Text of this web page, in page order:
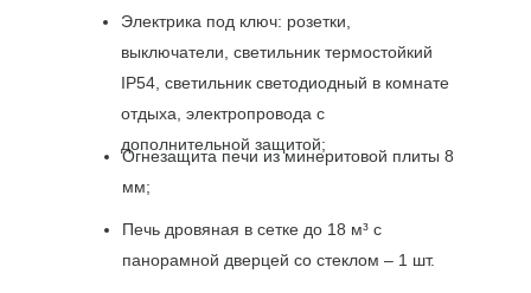
Электрика под ключ: розетки,
выключатели, светильник термостойкий
IP54, светильник светодиодный в комнате
отдыха, электропровода с
дополнительной защитой;
Огнезащита печи из минеритовой плиты 8
мм;
Печь дровяная в сетке до 18 м³ с
панорамной дверцей со стеклом – 1 шт.